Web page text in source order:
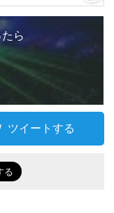
ら
ツイートする